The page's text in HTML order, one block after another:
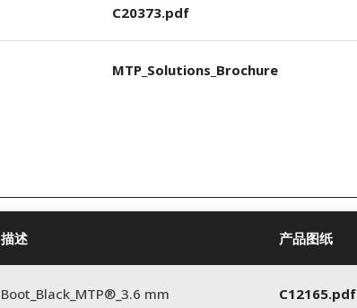
C20373.pdf
MTP_Solutions_Brochure
描述 产品图纸
Boot_Black_MTP®_3.6 mm C12165.pdf